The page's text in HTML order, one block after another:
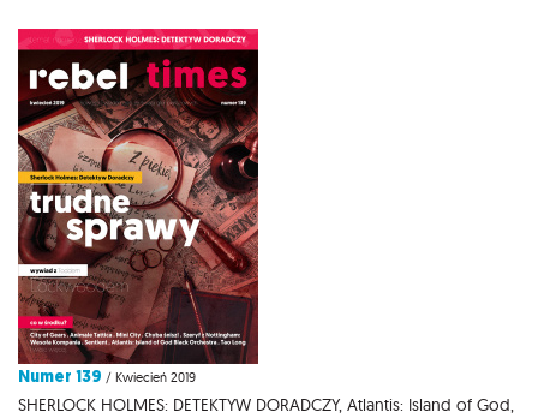
Numer 139 / Kwiecień 2019
SHERLOCK HOLMES: DETEKTYW DORADCZY, Atlantis: Island of God,